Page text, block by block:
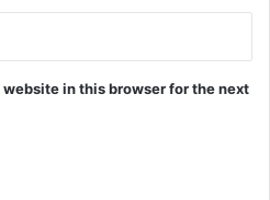
in this browser for the next